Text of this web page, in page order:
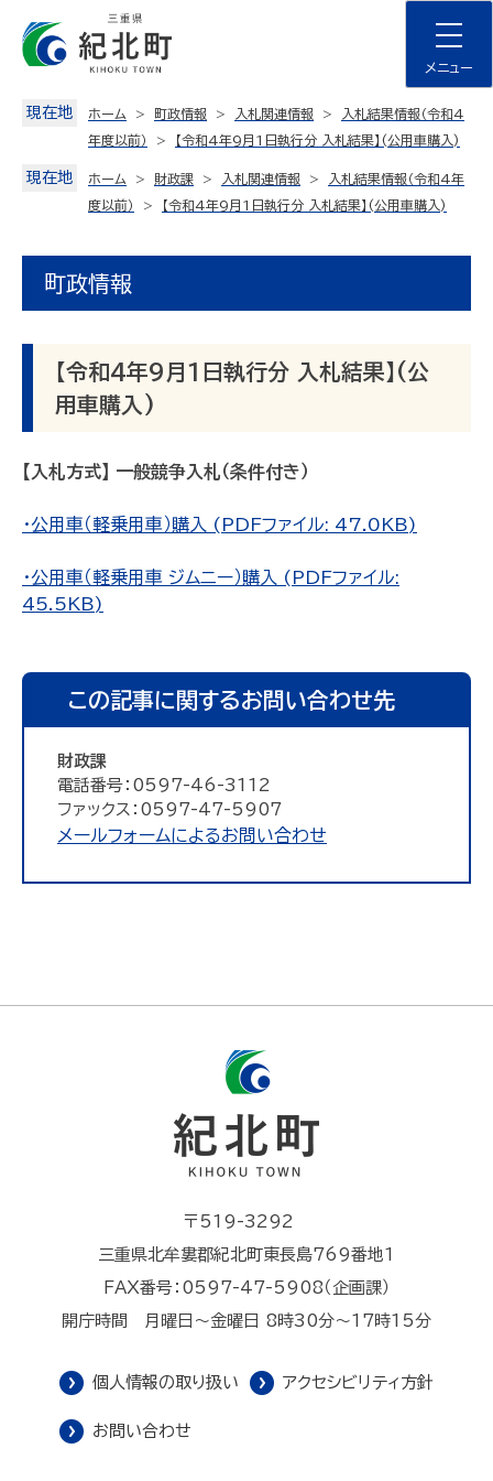
content
メニュー
現在地 ホーム 町政情報 入札関連情報
入札結果情報（令和4
年度以前）
【令和4年9月1日執行分 入札結果】(公用車購入)
現在地 ホーム 財政課 入札関連情報
入札結果情報（令和4年
度以前）
【令和4年9月1日執行分 入札結果】(公用車購入)
町政情報
【令和4年9月1日執行分 入札結果】(公
用車購入)
【入札方式】 一般競争入札（条件付き）
・公用車（軽乗用車）購入 (PDFファイル: 47.0KB)
・公用車（軽乗用車 ジムニー）購入 (PDFファイル:
45.5KB)
この記事に関するお問い合わせ先
財政課
電話番号：0597-46-3112
ファックス：0597-47-5907
メールフォームによるお問い合わせ
〒519-3292
三重県北牟婁郡紀北町東長島769番地1
FAX番号：0597-47-5908（企画課）
開庁時間 月曜日～金曜日 8時30分～17時15分
個人情報の取り扱い アクセシビリティ方針
お問い合わせ